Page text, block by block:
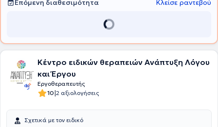
Επόμενη διαθεσιμότητα
Κλείσε ραντεβού
Κέντρο ειδικών θεραπειών Ανάπτυξη Λόγου
και Έργου
Εργοθεραπευτής
10|2 αξιολογήσεις
Σχετικά με τον ειδικό